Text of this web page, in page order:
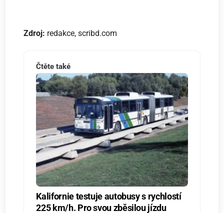
Zdroj: redakce, scribd.com
Čtěte také
Kalifornie testuje autobusy s rychlostí
225 km/h. Pro svou zběsilou jízdu